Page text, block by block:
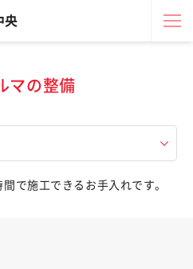
央
マの整備
で施工できるお手入れです。